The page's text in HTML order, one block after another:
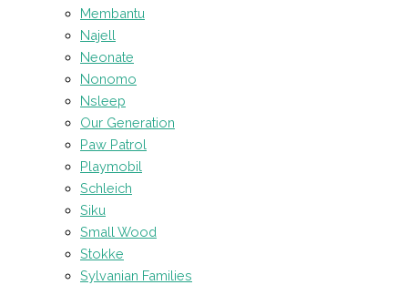
Membantu
Najell
Neonate
Nonomo
Nsleep
Our Generation
Paw Patrol
Playmobil
Schleich
Siku
Small Wood
Stokke
Sylvanian Families